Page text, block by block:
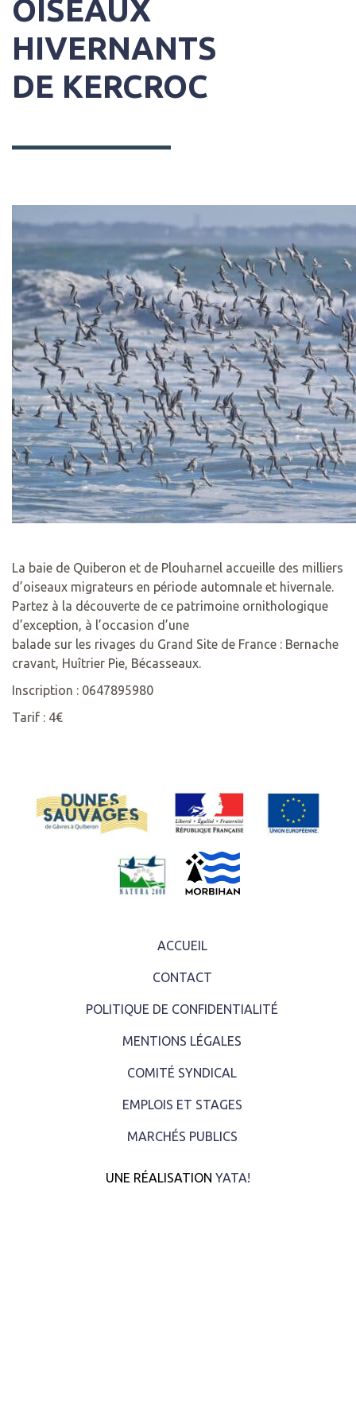
OISEAUX
HIVERNANTS
DE KERCROC
La baie de Quiberon et de Plouharnel accueille des milliers
d’oiseaux migrateurs en période automnale et hivernale.
Partez à la découverte de ce patrimoine ornithologique
d’exception, à l’occasion d’une
balade sur les rivages du Grand Site de France : Bernache
cravant, Huîtrier Pie, Bécasseaux.
Inscription : 0647895980
Tarif : 4€
ACCUEIL
CONTACT
POLITIQUE DE CONFIDENTIALITÉ
MENTIONS LÉGALES
COMITÉ SYNDICAL
EMPLOIS ET STAGES
MARCHÉS PUBLICS
UNE RÉALISATION YATA!